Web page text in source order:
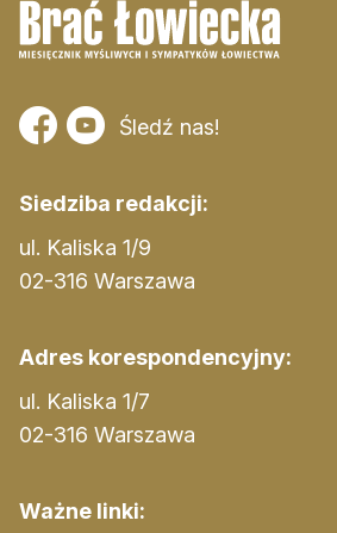
Śledź nas!
Siedziba redakcji:
ul. Kaliska 1/9
02-316 Warszawa
Adres korespondencyjny:
ul. Kaliska 1/7
02-316 Warszawa
Ważne linki: